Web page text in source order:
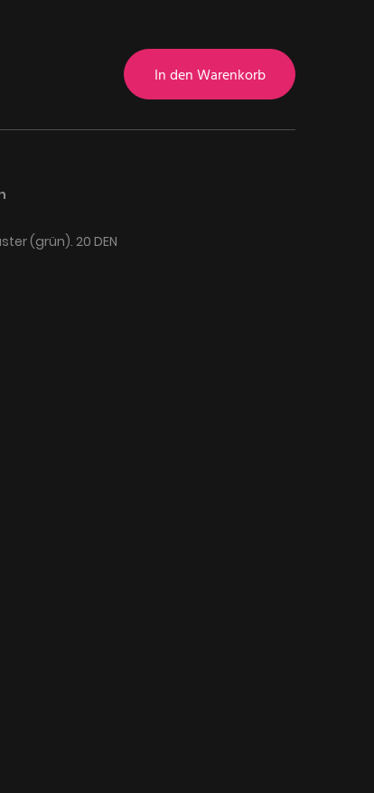
In den Warenkorb
(grün). 20 DEN